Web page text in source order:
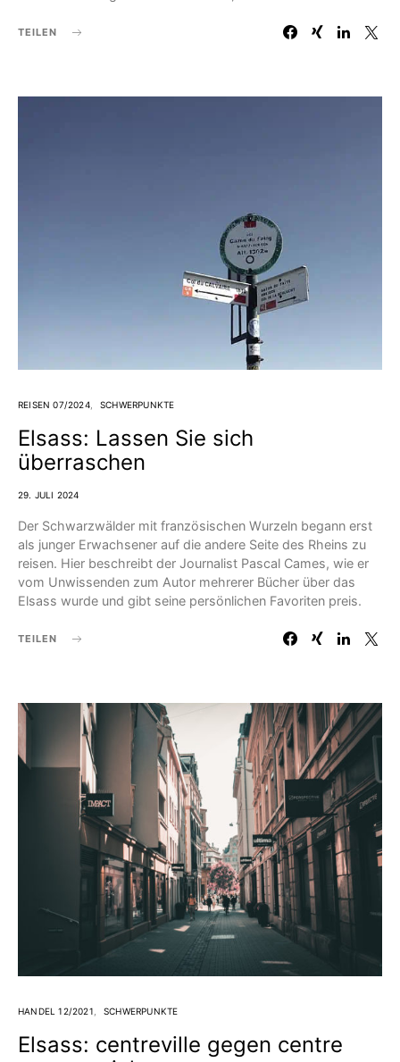
TEILEN
REISEN 07/2024 SCHWERPUNKTE
Elsass: Lassen Sie sich
überraschen
29. JULI 2024
Der Schwarzwälder mit französischen Wurzeln begann erst
als junger Erwachsener auf die andere Seite des Rheins zu
reisen. Hier beschreibt der Journalist Pascal Cames, wie er
vom Unwissenden zum Autor mehrerer Bücher über das
Elsass wurde und gibt seine persönlichen Favoriten preis.
TEILEN
HANDEL 12/2021 SCHWERPUNKTE
Elsass: centreville gegen centre